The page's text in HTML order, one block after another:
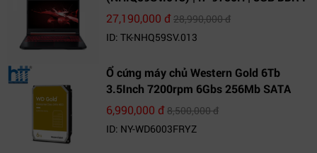
| 1TB HDD | GeForce GTX 1650 4GB |
27,190,000 đ28,990,000 đ
ID: TK-NHQ59SV.013
Ổ cứng máy chủ Western Gold 6Tb
3.5Inch 7200rpm 6Gbs 256Mb SATA
(WD6003FRYZ)
6,990,000 đ8,500,000 đ
ID: NY-WD6003FRYZ